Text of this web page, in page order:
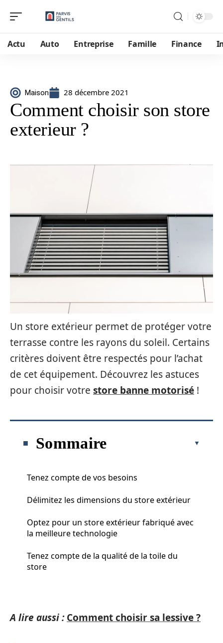
Actu Auto Entreprise Famille Finance
Maison 28 décembre 2021
Comment choisir son store
exterieur ?
Un store extérieur permet de protéger votre
terrasse contre les rayons du soleil. Certains
critères doivent être respectés pour l’achat
de cet équipement. Découvrez les astuces
pour choisir votre store banne motorisé !
Sommaire
Tenez compte de vos besoins
Délimitez les dimensions du store extérieur
Optez pour un store extérieur fabriqué avec
la meilleure technologie
Tenez compte de la qualité de la toile du
store
A lire aussi : Comment choisir sa lessive ?